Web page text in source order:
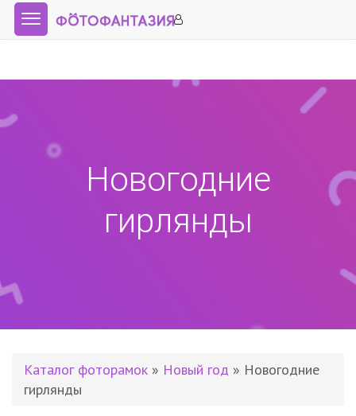
Новогодние
гирлянды
Каталог фоторамок » Новый год » Новогодние
гирлянды